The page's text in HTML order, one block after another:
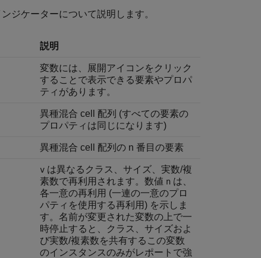
ジケーターについて説明します。
説明
変数には、展開アイコンをクリック
することで表示できる要素やプロパ
ティがあります。
異種混合 cell 配列 (すべての要素の
プロパティは同じになります)
異種混合 cell 配列の n 番目の要素
v は異なるクラス、サイズ、実数/複
素数で再利用されます。数値 n は、
各一意の再利用 (一連の一意のプロ
パティを使用する再利用) を示しま
す。名前が変更された変数の上で一
時停止すると、クラス、サイズおよ
び実数/複素数を共有するこの変数
のインスタンスのみがレポートで強